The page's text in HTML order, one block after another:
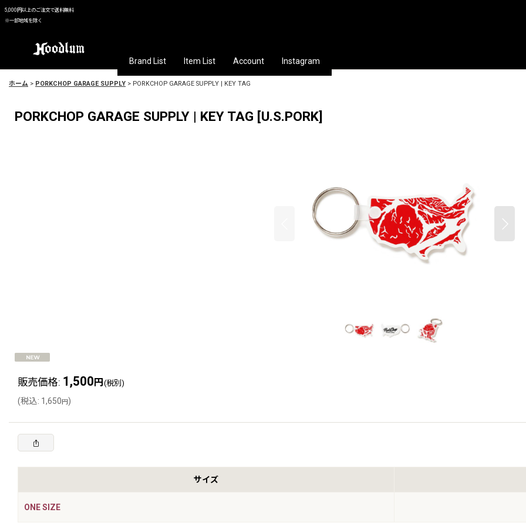
5,000円以上のご注文で送料無料
※一部地域を除く
Brand List Item List Account Instagram
ホーム > PORKCHOP GARAGE SUPPLY > PORKCHOP GARAGE SUPPLY | KEY TAG
PORKCHOP GARAGE SUPPLY | KEY TAG [U.S.PORK]
販売価格: 1,500 円 (税別)
(税込: 1,650 円 )
サイズ
ONE SIZE